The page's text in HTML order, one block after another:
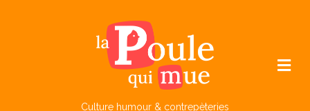
Culture humour & contrepèteries
M
e